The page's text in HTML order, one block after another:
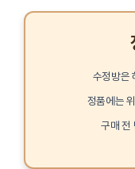
수정방은
정품에는
구매 전